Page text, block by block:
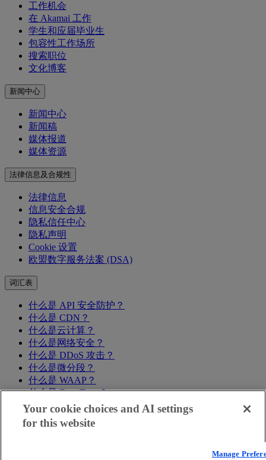
工作机会
在 Akamai 工作
学生和应届毕业生
包容性工作场所
搜索职位
文化博客
新闻中心
新闻中心
新闻稿
媒体报道
媒体资源
法律信息及合规性
法律信息
信息安全合规
隐私信任中心
隐私声明
Cookie 设置
欧盟数字服务法案 (DSA)
词汇表
什么是 API 安全防护？
什么是 CDN？
什么是云计算？
什么是网络安全？
什么是 DDoS 攻击？
什么是微分段？
什么是 WAAP？
什么是 Zero Trust？
全部查看
Your cookie choices and AI settings
for this website
Manage